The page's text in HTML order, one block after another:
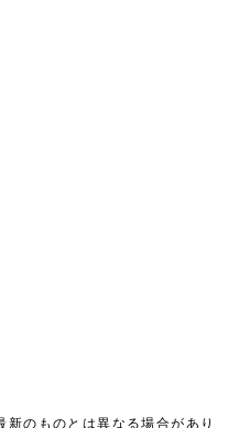
のものとは異なる場合があり